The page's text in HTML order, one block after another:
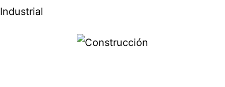
Industrial